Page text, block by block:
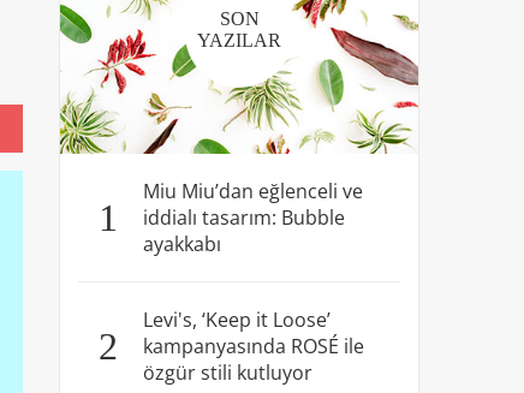
SON
YAZILAR
1
Miu Miu’dan eğlenceli ve
iddialı tasarım: Bubble
ayakkabı
2
Levi's, ‘Keep it Loose’
kampanyasında ROSÉ ile
özgür stili kutluyor